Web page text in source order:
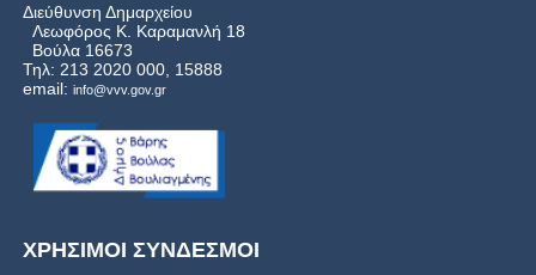
Διεύθυνση Δημαρχείου
Λεωφόρος Κ. Καραμανλή 18
Βούλα 16673
Τηλ: 213 2020 000, 15888
email: info@vvv.gov.gr
ΧΡΗΣΙΜΟΙ ΣΥΝΔΕΣΜΟΙ